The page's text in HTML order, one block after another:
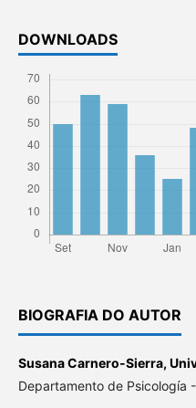
DOWNLOADS
BIOGRAFIA DO AUTOR
Susana Carnero-Sierra,
Departamento de Psicología